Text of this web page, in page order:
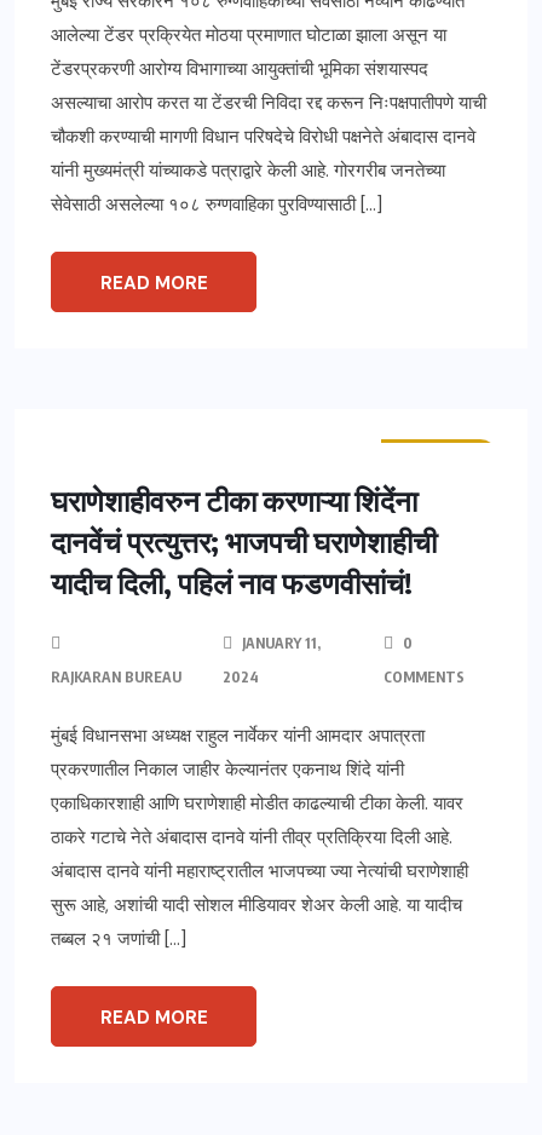
आलेल्या टेंडर प्रक्रियेत मोठया प्रमाणात घोटाळा झाला असून या
टेंडरप्रकरणी आरोग्य विभागाच्या आयुक्तांची भूमिका संशयास्पद
असल्याचा आरोप करत या टेंडरची निविदा रद्द करून निःपक्षपातीपणे याची
चौकशी करण्याची मागणी विधान परिषदेचे विरोधी पक्षनेते अंबादास दानवे
यांनी मुख्यमंत्री यांच्याकडे पत्राद्वारे केली आहे. गोरगरीब जनतेच्या
सेवेसाठी असलेल्या १०८ रुग्णवाहिका पुरविण्यासाठी […]
READ MORE
घराणेशाहीवरुन टीका करणाऱ्या शिंदेंना
दानवेंचं प्रत्युत्तर; भाजपची घराणेशाहीची
यादीच दिली, पहिलं नाव फडणवीसांचं!
RAJKARAN BUREAU
JANUARY 11,
2024
0
COMMENTS
मुंबई विधानसभा अध्यक्ष राहुल नार्वेकर यांनी आमदार अपात्रता
प्रकरणातील निकाल जाहीर केल्यानंतर एकनाथ शिंदे यांनी
एकाधिकारशाही आणि घराणेशाही मोडीत काढल्याची टीका केली. यावर
ठाकरे गटाचे नेते अंबादास दानवे यांनी तीव्र प्रतिक्रिया दिली आहे.
अंबादास दानवे यांनी महाराष्ट्रातील भाजपच्या ज्या नेत्यांची घराणेशाही
सुरू आहे, अशांची यादी सोशल मीडियावर शेअर केली आहे. या यादीच
तब्बल २१ जणांची […]
READ MORE